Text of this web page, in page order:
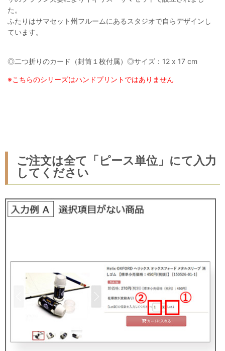
た。
ふたりはサマセット州フルームにあるスタジオで自らデザインし
ています。
◎二つ折りのカード（封筒１枚付属）◎サイズ：12 x 17 cm
※こちらのシリーズはハンドプリントではありません
ご注文は全て「ピース単位」にて入力
してください